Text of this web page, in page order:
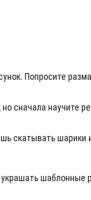
Попросите
сначала научите
скатывать шарики
шаблонные